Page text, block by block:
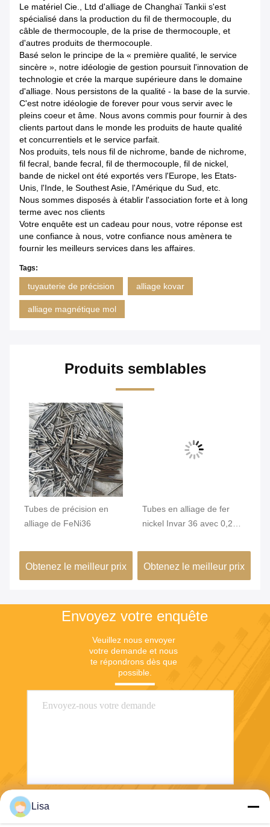
Le matériel Cie., Ltd d'alliage de Changhaï Tankii s'est
spécialisé dans la production du fil de thermocouple, du
câble de thermocouple, de la prise de thermocouple, et
d'autres produits de thermocouple.
Basé selon le principe de la « première qualité, le service
sincère », notre idéologie de gestion poursuit l'innovation de
technologie et crée la marque supérieure dans le domaine
d'alliage. Nous persistons de la qualité - la base de la survie.
C'est notre idéologie de forever pour vous servir avec le
pleins coeur et âme. Nous avons commis pour fournir à des
clients partout dans le monde les produits de haute qualité
et concurrentiels et le service parfait.
Nos produits, tels nous fil de nichrome, bande de nichrome,
fil fecral, bande fecral, fil de thermocouple, fil de nickel,
bande de nickel ont été exportés vers l'Europe, les Etats-
Unis, l'Inde, le Southest Asie, l'Amérique du Sud, etc.
Nous sommes disposés à établir l'association forte et à long
terme avec nos clients
Votre enquête est un cadeau pour nous, votre réponse est
une confiance à nous, votre confiance nous amènera te
fournir les meilleurs services dans les affaires.
Tags:
tuyauterie de précision alliage kovar
alliage magnétique mol
Produits semblables
Tubes de précision en
alliage de FeNi36
Obtenez le meilleur prix
Tubes en alliage de fer
nickel Invar 36 avec 0,2
brillante pour une grande
stabilité dimensionnelle
dans les bâtiments verts
Obtenez le meilleur prix
Envoyez votre enquête
Veuillez nous envoyer
votre demande et nous
te répondrons dès que
possible.
Lisa